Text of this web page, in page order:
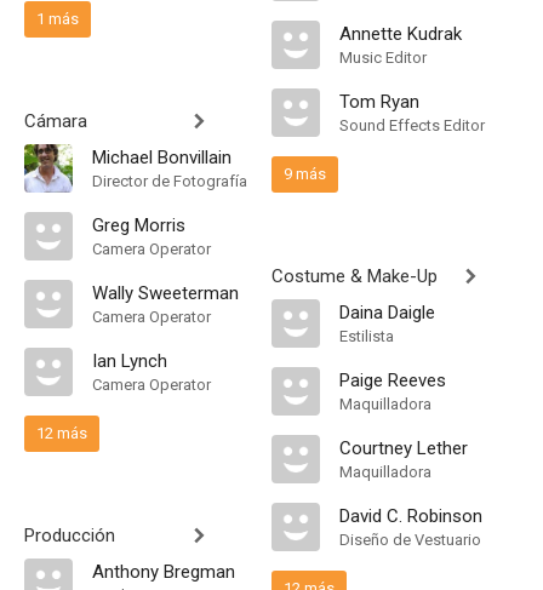
1 más
Cámara
Michael Bonvillain
Director de Fotografía
Greg Morris
Camera Operator
Wally Sweeterman
Camera Operator
Ian Lynch
Camera Operator
12 más
Producción
Anthony Bregman
Annette Kudrak
Music Editor
Tom Ryan
Sound Effects Editor
9 más
Costume & Make-Up
Daina Daigle
Estilista
Paige Reeves
Maquilladora
Courtney Lether
Maquilladora
David C. Robinson
Diseño de Vestuario